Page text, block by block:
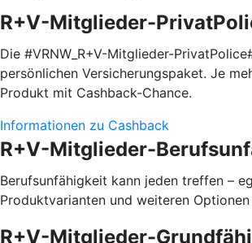
R+V-Mitglieder-
Die #VRNW_R+V-Mitglieder-
persönlichen Versicherungspaket. Je
Produkt mit Cashback-Chance.
Informationen zu Cashback
R+V-Mitglieder-
Berufsunfähigkeit kann jeden treffen –
Produktvarianten und weiteren
R+V-Mitglieder-